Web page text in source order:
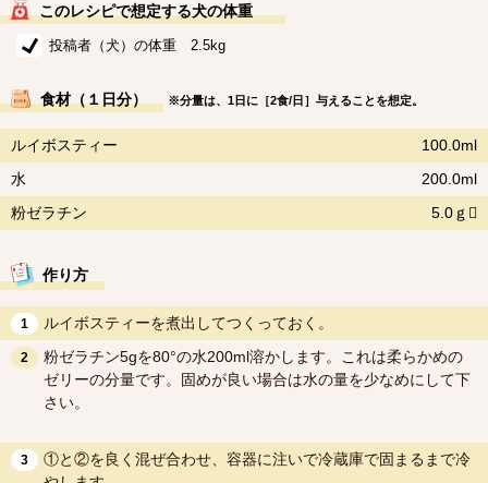
このレシピで想定する犬の体重
投稿者（犬）の体重 2.5kg
食材（１日分） ※分量は、1日に［2食/日］与えることを想定。
ルイボスティー
100.0ml
水
200.0ml
粉ゼラチン
5.0ｇ
作り方
1 ルイボスティーを煮出してつくっておく。
2
粉ゼラチン5gを80°の水200ml溶かします。これは柔らかめの
ゼリーの分量です。固めが良い場合は水の量を少なめにして下
さい。
3
①と②を良く混ぜ合わせ、容器に注いで冷蔵庫で固まるまで冷